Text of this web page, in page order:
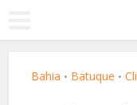
Bahia • Batuque •